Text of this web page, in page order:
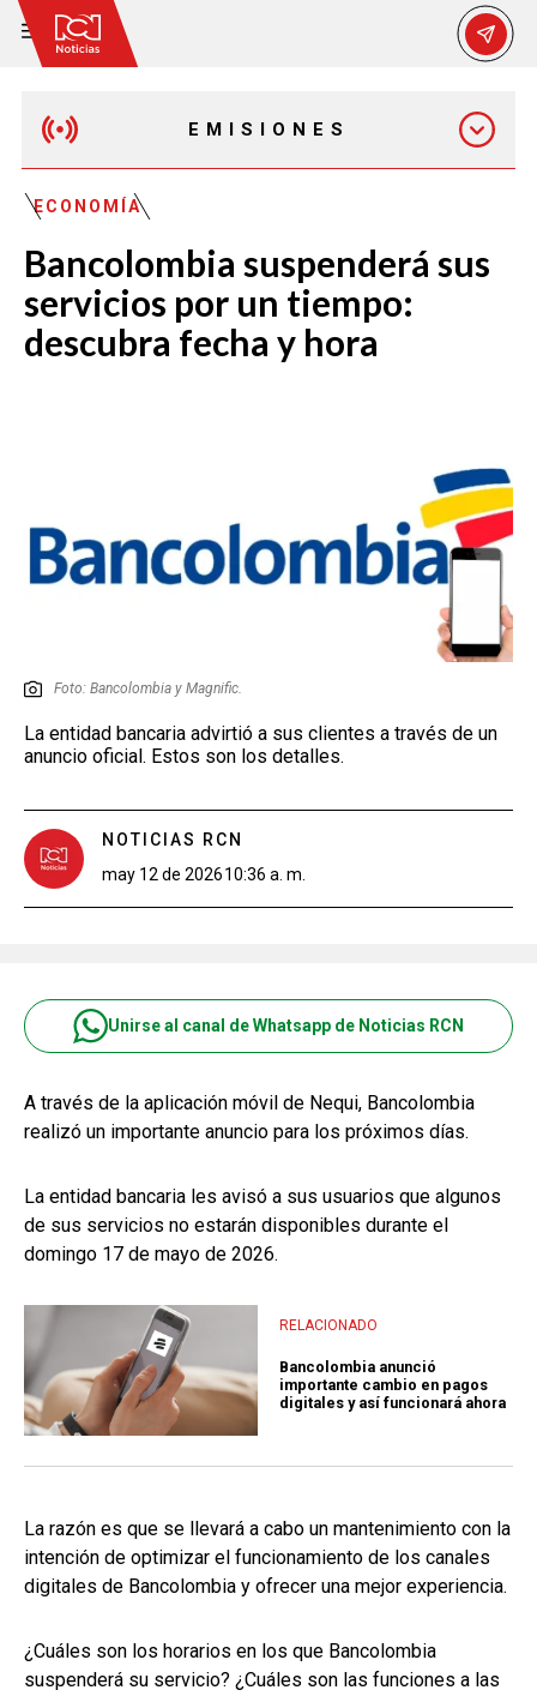
EMISIONES
EMISIÓN 7:00 PM
ECONOMÍA
Bancolombia suspenderá sus
servicios por un tiempo:
descubra fecha y hora
Foto: Bancolombia y Magnific.
La entidad bancaria advirtió a sus clientes a través de un
anuncio oficial. Estos son los detalles.
NOTICIAS RCN
may 12 de 202610:36 a. m.
Unirse al canal de Whatsapp de Noticias RCN
A través de la aplicación móvil de Nequi, Bancolombia
realizó un importante anuncio para los próximos días.
La entidad bancaria les avisó a sus usuarios que algunos
de sus servicios no estarán disponibles durante el
domingo 17 de mayo de 2026.
RELACIONADO
Bancolombia anunció
importante cambio en pagos
digitales y así funcionará ahora
La razón es que se llevará a cabo un mantenimiento con la
intención de optimizar el funcionamiento de los canales
digitales de Bancolombia y ofrecer una mejor experiencia.
¿Cuáles son los horarios en los que Bancolombia
suspenderá su servicio? ¿Cuáles son las funciones a las